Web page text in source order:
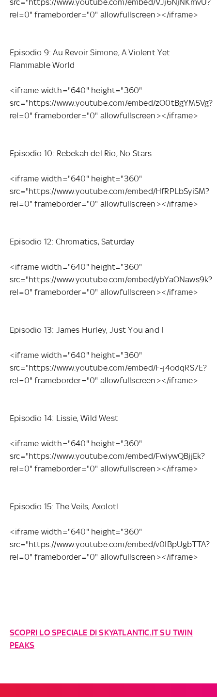
src="https://www.youtube.com/embed/VJj6NjNKmvU?
rel=0" frameborder="0" allowfullscreen></iframe>
Episodio 9: Au Revoir Simone, A Violent Yet
Flammable World
<iframe width="640" height="360"
src="https://www.youtube.com/embed/zO0tBgYM5Vg?
rel=0" frameborder="0" allowfullscreen></iframe>
Episodio 10: Rebekah del Rio, No Stars
<iframe width="640" height="360"
src="https://www.youtube.com/embed/HfRPLbSyiSM?
rel=0" frameborder="0" allowfullscreen></iframe>
Episodio 12: Chromatics, Saturday
<iframe width="640" height="360"
src="https://www.youtube.com/embed/ybYaONaws9k?
rel=0" frameborder="0" allowfullscreen></iframe>
Episodio 13: James Hurley, Just You and I
<iframe width="640" height="360"
src="https://www.youtube.com/embed/F-j4odqRS7E?
rel=0" frameborder="0" allowfullscreen></iframe>
Episodio 14: Lissie, Wild West
<iframe width="640" height="360"
src="https://www.youtube.com/embed/FwiywQBjjEk?
rel=0" frameborder="0" allowfullscreen></iframe>
Episodio 15: The Veils, Axolotl
<iframe width="640" height="360"
src="https://www.youtube.com/embed/v0IBpUgbTTA?
rel=0" frameborder="0" allowfullscreen></iframe>
SCOPRI LO SPECIALE DI SKYATLANTIC.IT SU TWIN
PEAKS